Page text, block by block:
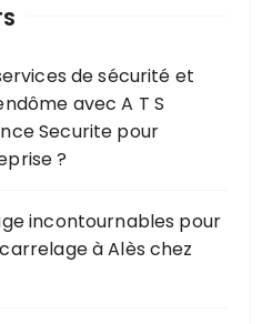
de sécurité et
avec A T S
Securite pour
?
incontournables pour
à Alès chez